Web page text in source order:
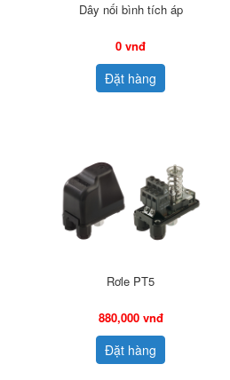
Dây nối bình tích áp
0 vnđ
Đặt hàng
Rơle PT5
880,000 vnđ
Đặt hàng